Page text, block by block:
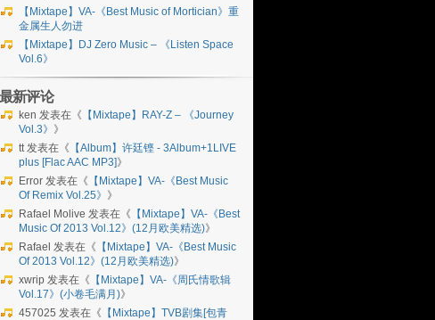
【Mixtape】VA-《Best Music of Mortician》重
金属生人勿进
【Mixtape】DJ Zero Music – 《Listen Space
Vol.6》
最新评论
ken 发表在《 【Mixtape】RAY-Z – 《Journey
Vol.3》 》
tt发表在《 【Album】许廷铿 - 3Album+1LIVE
plus [Flac AAC MP3]》
Error 发表在《 【Mixtape】VA-《Best Music
Of Remix Vol.25》 》
Rafael Molive 发表在《 【Mixtape】VA-《Best
Music Of 2013 Vol.12》(12月欧美精选)》
Rafael 发表在《 【Mixtape】VA-《Best Music
Of 2013 Vol.12》(12月欧美精选)》
xwrip 发表在《 【Mixtape】VA-《周氏情歌辑
Vol.17》(小卷毛满月)》
457025 发表在《 【Mixtape】TVB剧集[包青